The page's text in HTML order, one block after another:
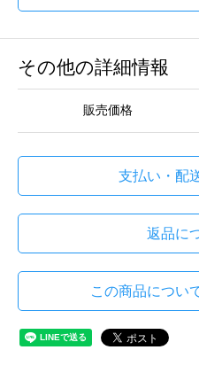
その他の詳細情報
販売価格
支払い・配
返品に
この商品につい